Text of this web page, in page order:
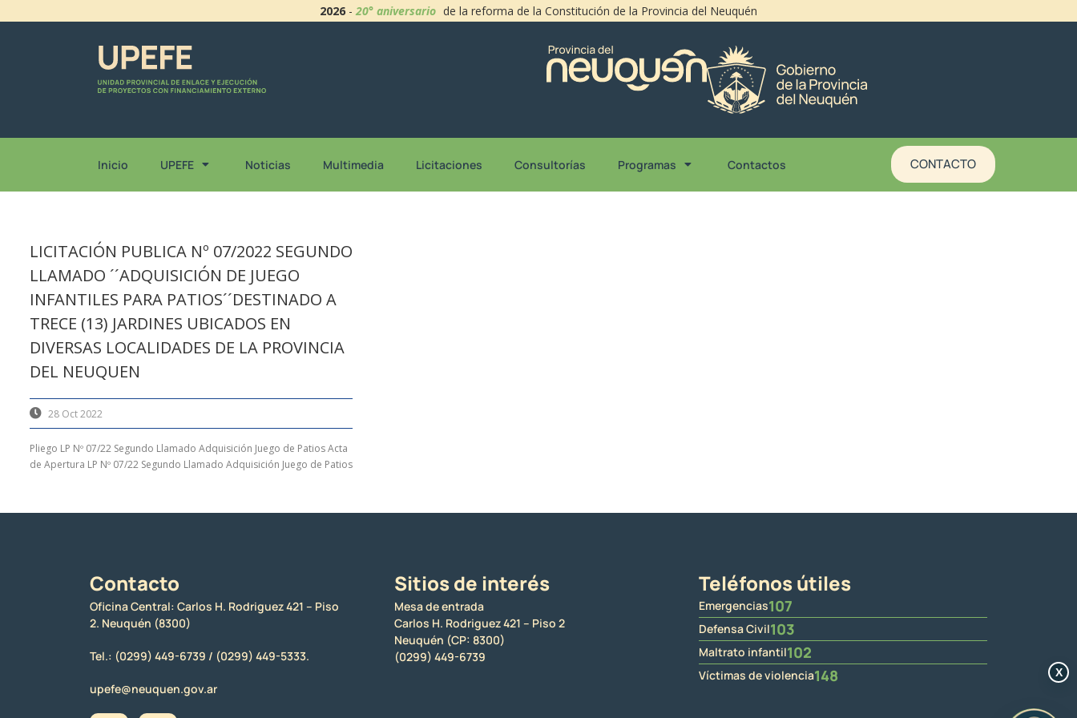
2026 -20° aniversario de la reforma de la Constitución de la Provincia del Neuquén
Inicio UPEFE Noticias Multimedia Licitaciones Consultorías Programas Contactos CONTACTO
LICITACIÓN PUBLICA Nº 07/2022 SEGUNDO
LLAMADO ´´ADQUISICIÓN DE JUEGO
INFANTILES PARA PATIOS´´DESTINADO A
TRECE (13) JARDINES UBICADOS EN
DIVERSAS LOCALIDADES DE LA PROVINCIA
DEL NEUQUEN
28 Oct 2022
Pliego LP Nº 07/22 Segundo Llamado Adquisición Juego de Patios Acta
de Apertura LP Nº 07/22 Segundo Llamado Adquisición Juego de Patios
Contacto
Oficina Central: Carlos H. Rodriguez 421 – Piso
2. Neuquén (8300)
Tel.: (0299) 449-6739 / (0299) 449-5333.
upefe@neuquen.gov.ar
Sitios de interés
Mesa de entrada
Carlos H. Rodriguez 421 – Piso 2
Neuquén (CP: 8300)
(0299) 449-6739
Teléfonos útiles
Emergencias107
Defensa Civil103
Maltrato infantil102
Víctimas de violencia148 X